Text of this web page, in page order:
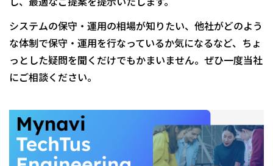
システムの保守・運用の相場が知りたい、他社がどのよう
な体制で保守・運用を行なっているか気になるなど、ちょ
っとした疑問を聞くだけでもかまいません。ぜひ一度当社
にご相談ください。